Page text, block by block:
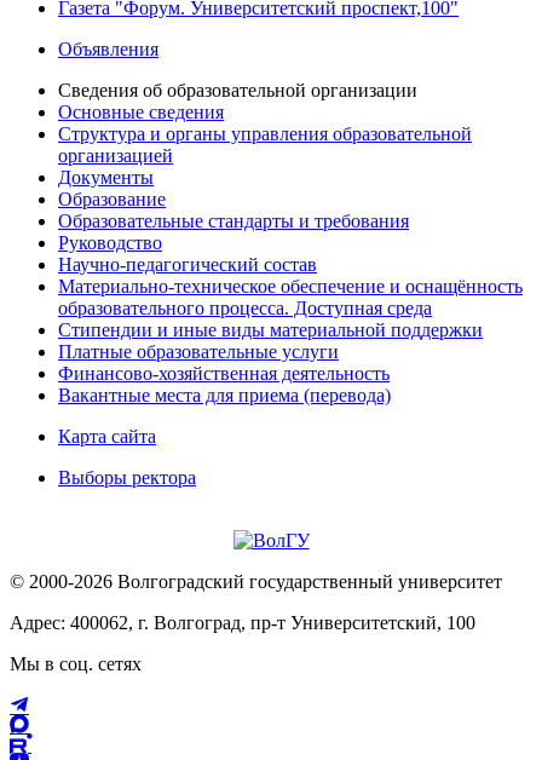
Газета "Форум. Университетский проспект,100"
Объявления
Сведения об образовательной организации
Основные сведения
Структура и органы управления образовательной
организацией
Документы
Образование
Образовательные стандарты и требования
Руководство
Научно-педагогический состав
Материально-техническое обеспечение и оснащённость
образовательного процесса. Доступная среда
Стипендии и иные виды материальной поддержки
Платные образовательные услуги
Финансово-хозяйственная деятельность
Вакантные места для приема (перевода)
Карта сайта
Выборы ректора
© 2000-2026 Волгоградский государственный университет
Адрес: 400062, г. Волгоград, пр-т Университетский, 100
Мы в соц. сетях